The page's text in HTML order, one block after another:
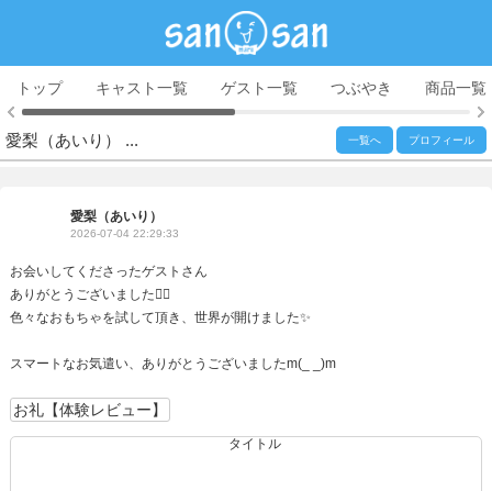
トップ キャスト一覧 ゲスト一覧 つぶやき 商品一覧
愛梨（あいり） ... 一覧へ プロフィール
愛梨（あいり）
2026-07-04 22:29:33
お会いしてくださったゲストさん
ありがとうございました🙇‍♀️
色々なおもちゃを試して頂き、世界が開けました✨
スマートなお気遣い、ありがとうございましたm(_ _)m
お礼【体験レビュー】